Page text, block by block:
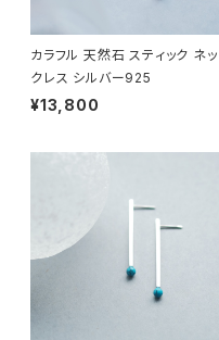
カラフル 天然石 スティック ネッ
クレス シルバー925
¥13,800